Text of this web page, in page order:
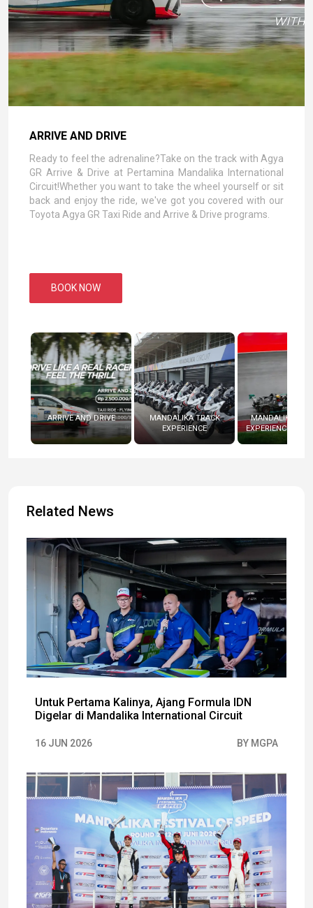
ARRIVE AND DRIVE
Ready to feel the adrenaline?Take on the track with Agya
GR Arrive & Drive at Pertamina Mandalika International
Circuit!Whether you want to take the wheel yourself or sit
back and enjoy the ride, we've got you covered with our
Toyota Agya GR Taxi Ride and Arrive & Drive programs.
BOOK NOW
ARRIVE AND DRIVE
MANDALIKA TRACK
EXPERIENCE
MANDALIKA
EXPERIENCE
Related News
Untuk Pertama Kalinya, Ajang Formula IDN
Digelar di Mandalika International Circuit
16 JUN 2026 BY MGPA